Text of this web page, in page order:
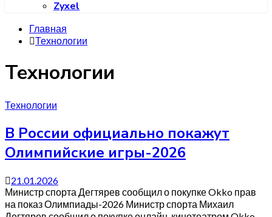
Zyxel
Главная
Технологии
Технологии
Технологии
В России официально покажут
Олимпийские игры-2026
21.01.2026
Министр спорта Дегтярев сообщил о покупке Okko прав
на показ Олимпиады-2026 Министр спорта Михаил